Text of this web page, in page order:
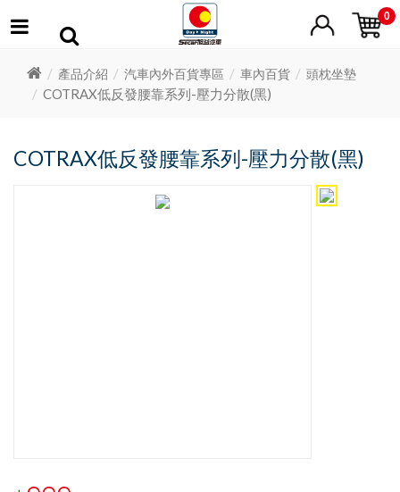
0
產品介紹 汽車內外百貨專區 車內百貨 頭枕坐墊
COTRAX低反發腰靠系列-壓力分散(黑)
COTRAX低反發腰靠系列-壓力分散(黑)